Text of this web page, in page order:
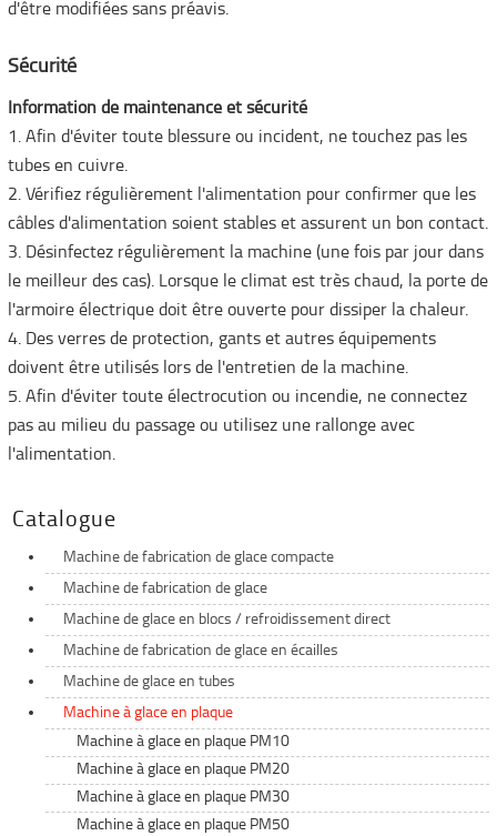
d'être modifiées sans préavis.
Sécurité
Information de maintenance et sécurité
1. Afin d'éviter toute blessure ou incident, ne touchez pas les
tubes en cuivre.
2. Vérifiez régulièrement l'alimentation pour confirmer que les
câbles d'alimentation soient stables et assurent un bon contact.
3. Désinfectez régulièrement la machine (une fois par jour dans
le meilleur des cas). Lorsque le climat est très chaud, la porte de
l'armoire électrique doit être ouverte pour dissiper la chaleur.
4. Des verres de protection, gants et autres équipements
doivent être utilisés lors de l'entretien de la machine.
5. Afin d'éviter toute électrocution ou incendie, ne connectez
pas au milieu du passage ou utilisez une rallonge avec
l'alimentation.
Catalogue
Machine de fabrication de glace compacte
Machine de fabrication de glace
Machine de glace en blocs / refroidissement direct
Machine de fabrication de glace en écailles
Machine de glace en tubes
Machine à glace en plaque
Machine à glace en plaque PM10
Machine à glace en plaque PM20
Machine à glace en plaque PM30
Machine à glace en plaque PM50